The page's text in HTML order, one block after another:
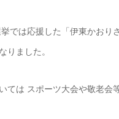
では応援した「伊東かお
りました。
ては スポーツ大会や敬老会